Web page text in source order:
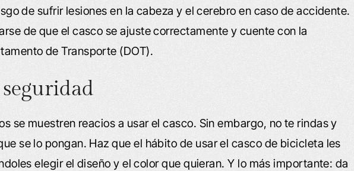
de sufrir lesiones en la cabeza y el cerebro en caso de accidente.
de que el casco se ajuste correctamente y cuente con la
de Transporte (DOT).
se muestren reacios a usar el casco. Sin embargo, no te rindas y
se lo pongan. Haz que el hábito de usar el casco de bicicleta les
elegir el diseño y el color que quieran. Y lo más importante: da